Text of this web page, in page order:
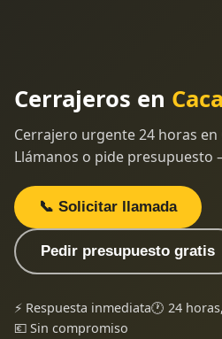
Cerrajeros en
Cerrajero urgente 24 horas en
Llámanos o pide
📞 Solicitar llamada
Pedir presupuesto gratis
⚡ Respuesta inmediata🕐 24
💶 Sin compromiso